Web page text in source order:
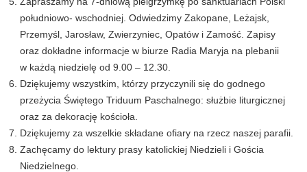
południowo- wschodniej. Odwiedzimy Zakopane, Leżajsk,
Przemyśl, Jarosław, Zwierzyniec, Opatów i Zamość. Zapisy
oraz dokładne informacje w biurze Radia Maryja na plebanii
w każdą niedzielę od 9.00 – 12.30.
Dziękujemy wszystkim, którzy przyczynili się do godnego
przeżycia Świętego Triduum Paschalnego: służbie liturgicznej
oraz za dekorację kościoła.
Dziękujemy za wszelkie składane ofiary na rzecz naszej parafii.
Zachęcamy do lektury prasy katolickiej Niedzieli i Gościa
Niedzielnego.